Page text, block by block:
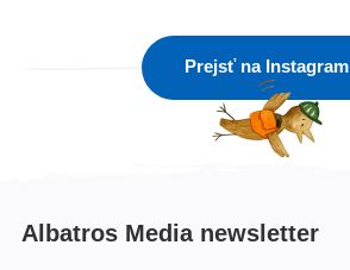
Prejsť na Instagram
Albatros Media newsletter